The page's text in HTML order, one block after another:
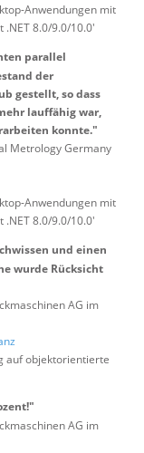
Anwendungen mit
.NET 8.0/9.0/10.0'
parallel
der
gestellt, so dass
lauffähig war,
konnte."
Metrology Germany
Anwendungen mit
.NET 8.0/9.0/10.0'
und einen
wurde Rücksicht
AG im
auf objektorientierte
AG im